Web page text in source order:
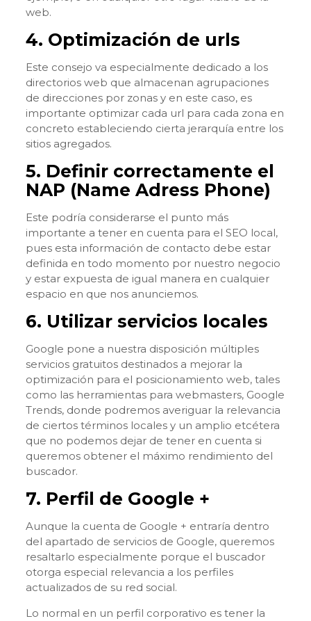
web.
4. Optimización de urls
Este consejo va especialmente dedicado a los
directorios web que almacenan agrupaciones
de direcciones por zonas y en este caso, es
importante optimizar cada url para cada zona en
concreto estableciendo cierta jerarquía entre los
sitios agregados.
5. Definir correctamente el
NAP (Name Adress Phone)
Este podría considerarse el punto más
importante a tener en cuenta para el SEO local,
pues esta información de contacto debe estar
definida en todo momento por nuestro negocio
y estar expuesta de igual manera en cualquier
espacio en que nos anunciemos.
6. Utilizar servicios locales
Google pone a nuestra disposición múltiples
servicios gratuitos destinados a mejorar la
optimización para el posicionamiento web, tales
como las herramientas para webmasters, Google
Trends, donde podremos averiguar la relevancia
de ciertos términos locales y un amplio etcétera
que no podemos dejar de tener en cuenta si
queremos obtener el máximo rendimiento del
buscador.
7. Perfil de Google +
Aunque la cuenta de Google + entraría dentro
del apartado de servicios de Google, queremos
resaltarlo especialmente porque el buscador
otorga especial relevancia a los perfiles
actualizados de su red social.
Lo normal en un perfil corporativo es tener la